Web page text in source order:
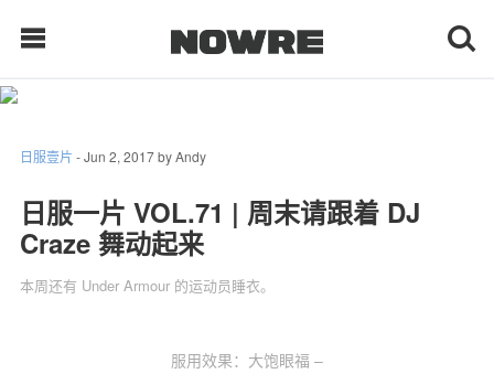
现客视点
每日栏目
日服壹片 -Jun 2, 2017byAndy
日服一片 VOL.71 | 周末请跟着 DJ
Craze 舞动起来
本周还有 Under Armour 的运动员睡衣。
服用效果：大饱眼福 –